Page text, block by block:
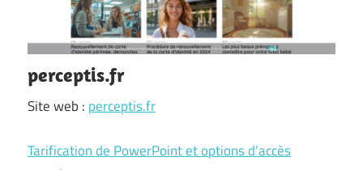
perceptis.fr
Site web : perceptis.fr
Tarification de PowerPoint et options d’accès